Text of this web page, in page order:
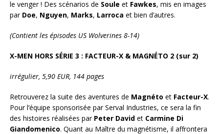
le venger ! Des scénarios de Soule et Fawkes, mis en images
par Doe, Nguyen, Marks, Larroca et bien d’autres.
(Contient les épisodes US Wolverines 8-14)
X-MEN HORS SÉRIE 3 : FACTEUR-X & MAGNÉTO 2 (sur 2)
irrégulier, 5,90 EUR, 144 pages
Retrouverez la suite des aventures de Magnéto et Facteur-X.
Pour l’équipe sponsorisée par Serval Industries, ce sera la fin
des histoires réalisées par Peter David et Carmine Di
Giandomenico. Quant au Maître du magnétisme, il affrontera